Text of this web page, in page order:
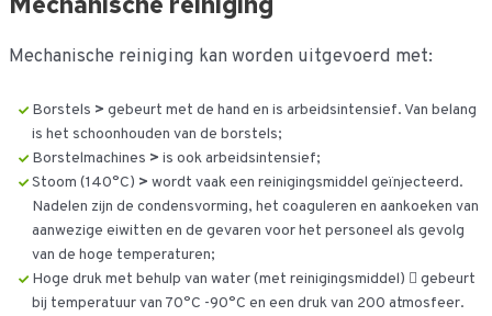
Mechanische reiniging kan worden uitgevoerd met:
Borstels > gebeurt met de hand en is arbeidsintensief. Van belang
is het schoonhouden van de borstels;
Borstelmachines > is ook arbeidsintensief;
Stoom (140°C) > wordt vaak een reinigingsmiddel geïnjecteerd.
Nadelen zijn de condensvorming, het coaguleren en aankoeken van
aanwezige eiwitten en de gevaren voor het personeel als gevolg
van de hoge temperaturen;
Hoge druk met behulp van water (met reinigingsmiddel)  gebeurt
bij temperatuur van 70°C -90°C en een druk van 200 atmosfeer.